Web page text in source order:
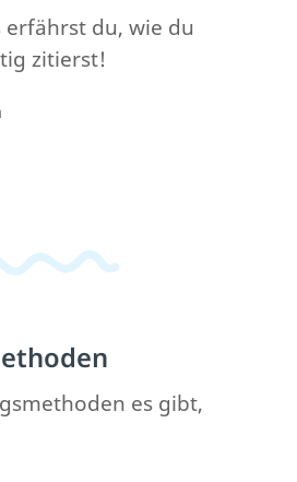
du, wie du
zitierst!
es gibt,